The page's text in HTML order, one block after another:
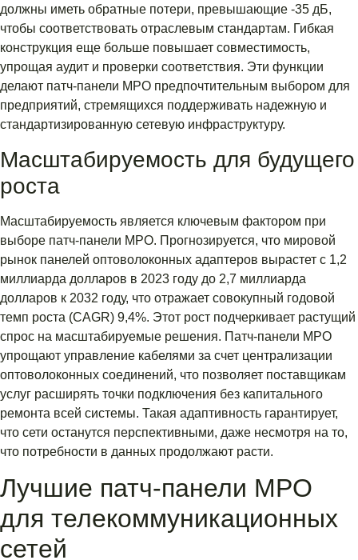
должны иметь обратные потери, превышающие -35 дБ,
чтобы соответствовать отраслевым стандартам. Гибкая
конструкция еще больше повышает совместимость,
упрощая аудит и проверки соответствия. Эти функции
делают патч-панели MPO предпочтительным выбором для
предприятий, стремящихся поддерживать надежную и
стандартизированную сетевую инфраструктуру.
Масштабируемость для будущего
роста
Масштабируемость является ключевым фактором при
выборе патч-панели MPO. Прогнозируется, что мировой
рынок панелей оптоволоконных адаптеров вырастет с 1,2
миллиарда долларов в 2023 году до 2,7 миллиарда
долларов к 2032 году, что отражает совокупный годовой
темп роста (CAGR) 9,4%. Этот рост подчеркивает растущий
спрос на масштабируемые решения. Патч-панели MPO
упрощают управление кабелями за счет централизации
оптоволоконных соединений, что позволяет поставщикам
услуг расширять точки подключения без капитального
ремонта всей системы. Такая адаптивность гарантирует,
что сети останутся перспективными, даже несмотря на то,
что потребности в данных продолжают расти.
Лучшие патч-панели MPO
для телекоммуникационных
сетей